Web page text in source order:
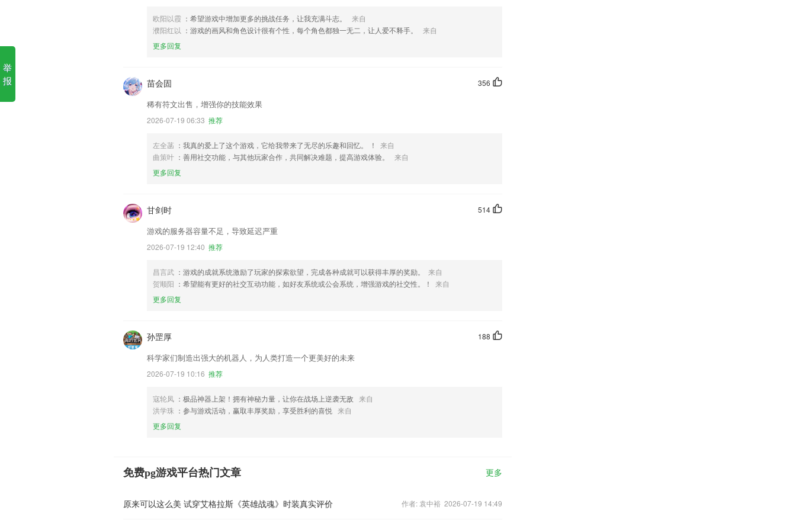
欧阳以霞 ：希望游戏中增加更多的挑战任务，让我充满斗志。
来自
濮阳红以 ：游戏的画风和角色设计很有个性，每个角色都独一无二，让人爱不释手。
来自
更多回复
356
苗会固
稀有符文出售，增强你的技能效果
2026-07-19 06:33 推荐
左全菡 ：我真的爱上了这个游戏，它给我带来了无尽的乐趣和回忆。 ！
来自
曲策叶 ：善用社交功能，与其他玩家合作，共同解决难题，提高游戏体验。
来自
更多回复
514
甘剑时
游戏的服务器容量不足，导致延迟严重
2026-07-19 12:40 推荐
昌言武 ：游戏的成就系统激励了玩家的探索欲望，完成各种成就可以获得丰厚的奖励。
来自
贺顺阳 ：希望能有更好的社交互动功能，如好友系统或公会系统，增强游戏的社交性。！
来自
更多回复
188
孙罡厚
科学家们制造出强大的机器人，为人类打造一个更美好的未来
2026-07-19 10:16 推荐
寇轮凤 ：极品神器上架！拥有神秘力量，让你在战场上逆袭无敌 来自
洪学珠 ：参与游戏活动，赢取丰厚奖励，享受胜利的喜悦 来自
更多回复
免费pg游戏平台热门文章 更多
原来可以这么美 试穿艾格拉斯《英雄战魂》时装真实评价 作者: 袁中裕 2026-07-19 14:49
举
报